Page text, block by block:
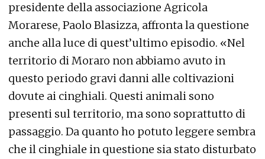
presidente della associazione Agricola
Morarese, Paolo Blasizza, affronta la questione
anche alla luce di quest’ultimo episodio. «Nel
territorio di Moraro non abbiamo avuto in
questo periodo gravi danni alle coltivazioni
dovute ai cinghiali. Questi animali sono
presenti sul territorio, ma sono soprattutto di
passaggio. Da quanto ho potuto leggere sembra
che il cinghiale in questione sia stato disturbato